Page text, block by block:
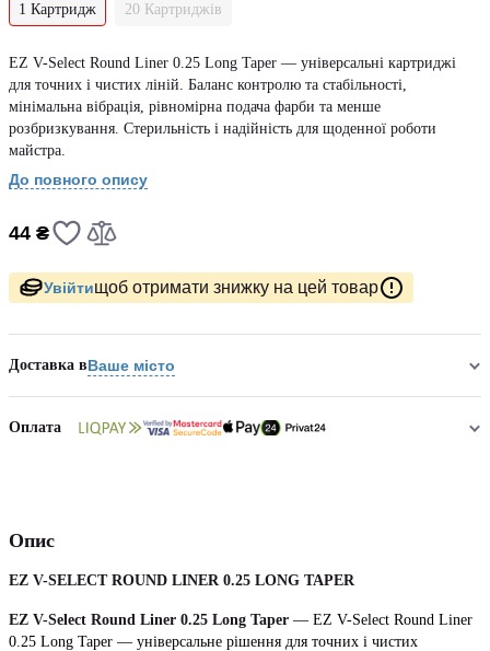
1 Картридж 20 Картриджів
EZ V-Select Round Liner 0.25 Long Taper — універсальні картриджі
для точних і чистих ліній. Баланс контролю та стабільності,
мінімальна вібрація, рівномірна подача фарби та менше
розбризкування. Стерильність і надійність для щоденної роботи
майстра.
До повного опису
44 ₴
Увійтищоб отримати знижку на цей товар
Доставка вВаше місто
Оплата
Опис
EZ V-SELECT ROUND LINER 0.25 LONG TAPER
EZ V-Select Round Liner 0.25 Long Taper — EZ V-Select Round Liner
0.25 Long Taper — універсальне рішення для точних і чистих